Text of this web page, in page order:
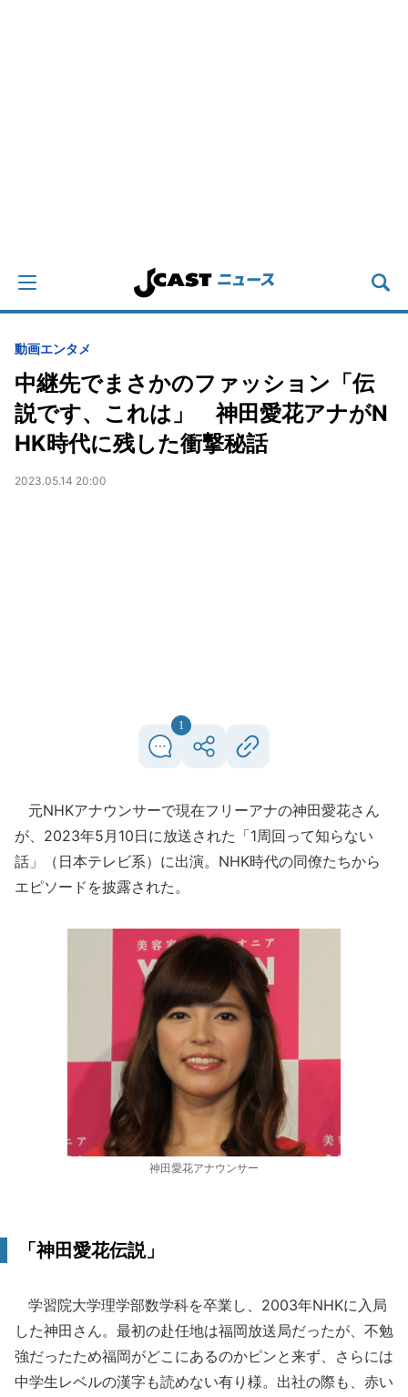
動画エンタメ
中継先でまさかのファッション「伝
説です、これは」 神田愛花アナがN
HK時代に残した衝撃秘話
2023.05.14 20:00
1
元NHKアナウンサーで現在フリーアナの神田愛花さん
が、2023年5月10日に放送された「1周回って知らない
話」（日本テレビ系）に出演。NHK時代の同僚たちから
エピソードを披露された。
神田愛花アナウンサー
「神田愛花伝説」
学習院大学理学部数学科を卒業し、2003年NHKに入局
した神田さん。最初の赴任地は福岡放送局だったが、不勉
強だったため福岡がどこにあるのかピンと来ず、さらには
中学生レベルの漢字も読めない有り様。出社の際も、赤い